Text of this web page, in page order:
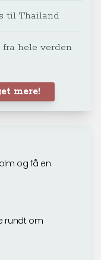
til Thailand
hele verden
mere!
og få en
rundt om